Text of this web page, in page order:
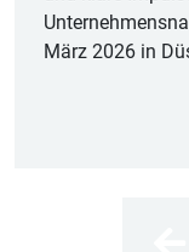
März 2026 in